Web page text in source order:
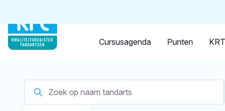
Cursusagenda Punten
Je zoekt een